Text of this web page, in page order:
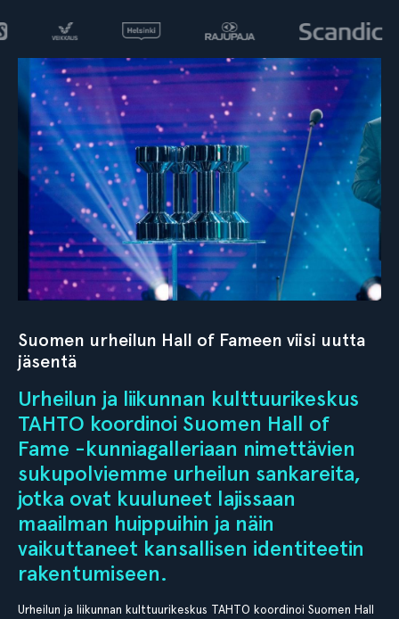
Suomen urheilun Hall of Fameen viisi uutta
jäsentä
Urheilun ja liikunnan kulttuurikeskus
TAHTO koordinoi Suomen Hall of
Fame -kunniagalleriaan nimettävien
sukupolviemme urheilun sankareita,
jotka ovat kuuluneet lajissaan
maailman huippuihin ja näin
vaikuttaneet kansallisen identiteetin
rakentumiseen.
Urheilun ja liikunnan kulttuurikeskus TAHTO koordinoi Suomen Hall